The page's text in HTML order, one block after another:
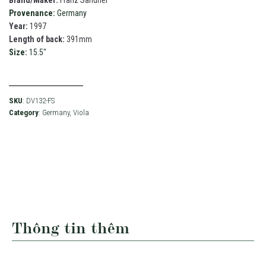
Provenance: Germany
Year: 1997
Length of back: 391mm
Size: 15.5"
SKU: DV132-FS
Category: Germany, Viola
Thông tin thêm